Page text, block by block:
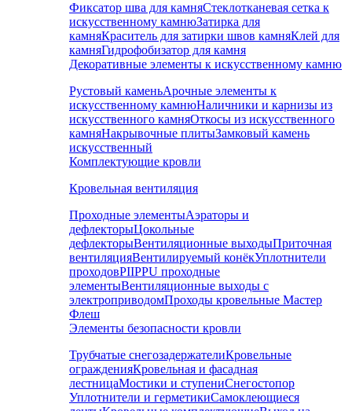
Фиксатор шва для камняСтеклотканевая сетка к
искусственному камнюЗатирка для
камняКраситель для затирки швов камняКлей для
камняГидрофобизатор для камня
Декоративные элементы к искусственному камню
Рустовый каменьАрочные элементы к
искусственному камнюНаличники и карнизы из
искусственного камняОткосы из искусственного
камняНакрывочные плитыЗамковый камень
искусственный
Комплектующие кровли
Кровельная вентиляция
Проходные элементыАэраторы и
дефлекторыЦокольные
дефлекторыВентиляционные выходыПриточная
вентиляцияВентилируемый конёкУплотнители
проходовPIIPPU проходные
элементыВентиляционные выходы с
электроприводомПроходы кровельные Мастер
Флеш
Элементы безопасности кровли
Трубчатые снегозадержателиКровельные
огражденияКровельная и фасадная
лестницаМостики и ступениСнегостопор
Уплотнители и герметикиСамоклеющиеся